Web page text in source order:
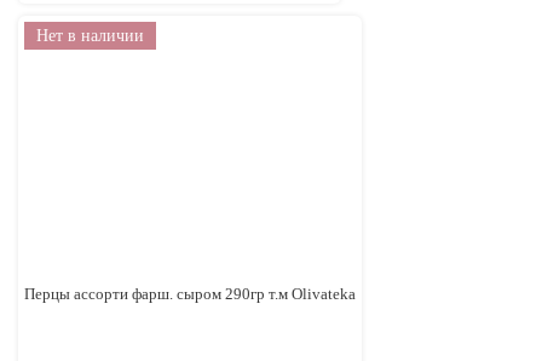
Нет в наличии
Перцы ассорти фарш. сыром 290гр т.м Olivateka